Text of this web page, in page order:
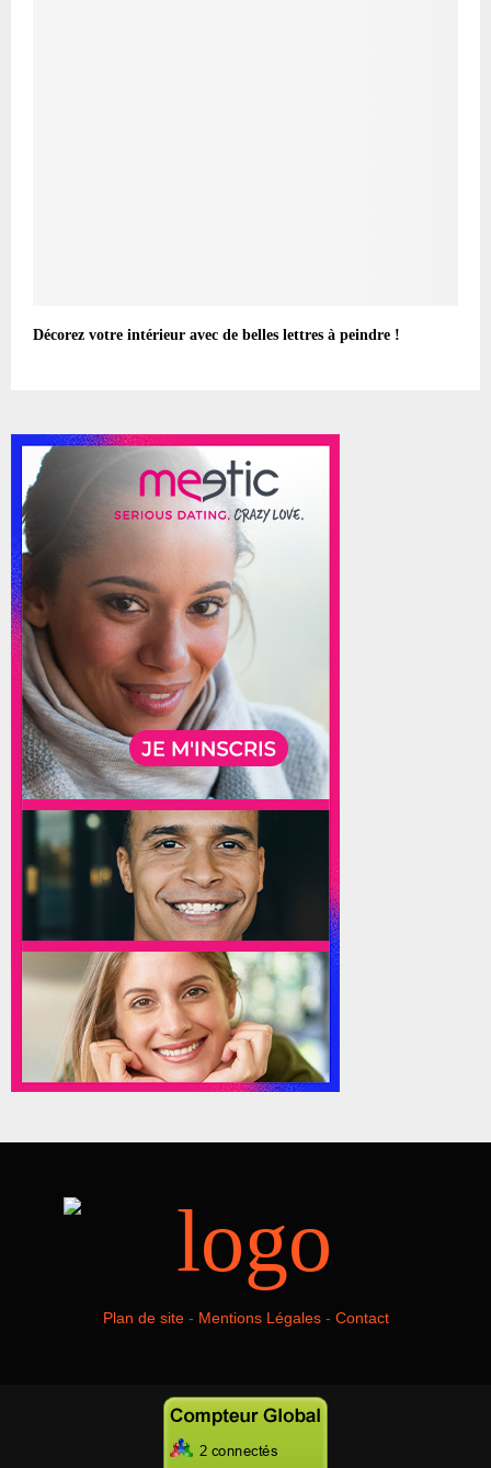
Décorez votre intérieur avec de belles lettres à peindre !
Plan de site- Mentions Légales- Contact